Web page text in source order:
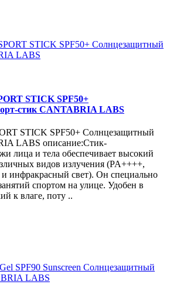
STICK SPF50+
стик CANTABRIA LABS
STICK SPF50+ Солнцезащитный
LABS описание:Стик-
лица и тела обеспечивает высокий
видов излучения (PA++++,
инфракрасный свет). Он специально
спортом на улице. Удобен в
к влаге, поту ..